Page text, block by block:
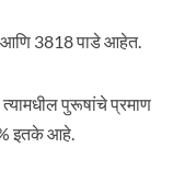
आणि 3818 पाडे आहेत.
पुरूषांचे प्रमाण
इतके आहे.